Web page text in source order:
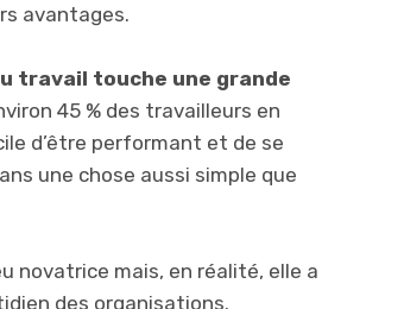
avantages.
travail touche une grande
45 % des travailleurs en
d’être performant et de se
une chose aussi simple que
novatrice mais, en réalité, elle a
des organisations.